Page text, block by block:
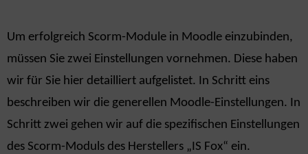
Um erfolgreich Scorm-Module in Moodle einzubinden,
müssen Sie zwei Einstellungen vornehmen. Diese haben
wir für Sie hier detailliert aufgelistet. In Schritt eins
beschreiben wir die generellen Moodle-Einstellungen. In
Schritt zwei gehen wir auf die spezifischen Einstellungen
des Scorm-Moduls des Herstellers „IS Fox“ ein.